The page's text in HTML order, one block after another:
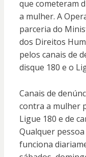
que cometeram
a mulher. A
parceria do
dos Direitos
pelos canais de
disque 180 e o
Canais de
contra a mulher
Ligue 180 e de
Qualquer
funciona